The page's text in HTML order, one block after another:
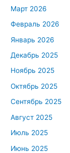
Март 2026
Февраль 2026
Январь 2026
Декабрь 2025
Ноябрь 2025
Октябрь 2025
Сентябрь 2025
Август 2025
Июль 2025
Июнь 2025